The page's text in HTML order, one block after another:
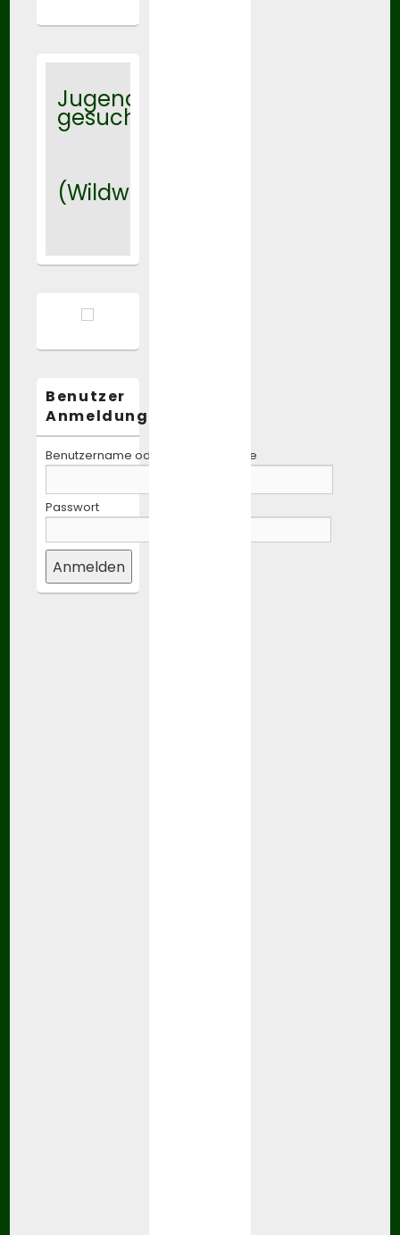
Jugendtrainer
gesucht
(Wildwasser)
Benutzer
Anmeldung:
Benutzername oder E-Mail-Adresse
Passwort